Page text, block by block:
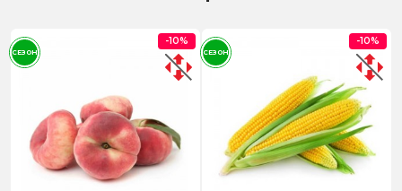
-10%
СЕЗОН
-10%
СЕЗОН